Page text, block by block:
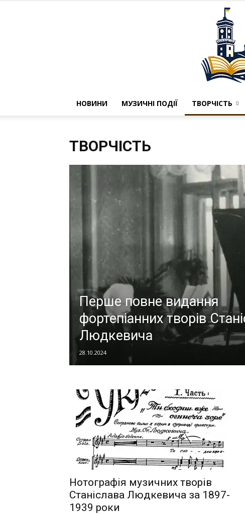
НОВИНИ МУЗИЧНІ ПОДІЇ ТВОРЧІСТЬ
ТВОРЧІСТЬ
Перше повне видання
фортепіанних творів
Людкевича
28.10.2024
Нотографія музичних творів
Станіслава Людкевича за 1897-
1939 роки